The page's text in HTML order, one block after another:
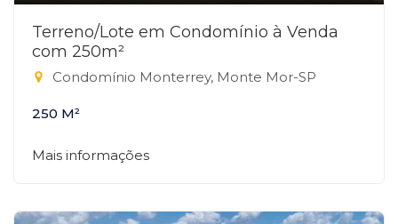
Terreno/Lote em Condomínio à Venda
com 250m²
Condomínio Monterrey, Monte Mor-SP
250 M²
Mais informações